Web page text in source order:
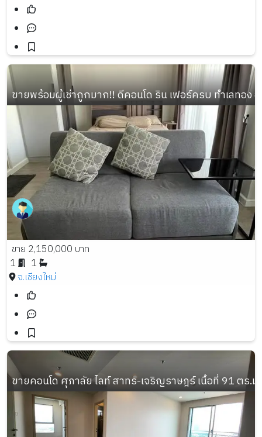
ขายพร้อมผู้เช่าถูกมาก!! ดีคอนโด ริน เฟอร์ครบ ทำเลทอง อ.
ขาย 2,150,000 บาท
1
1
จ.เชียงใหม่
ขายคอนโด ศุภาลัย ไลท์ สาทร-เจริญราษฎร์ เนื้อที่ 91 ตร.